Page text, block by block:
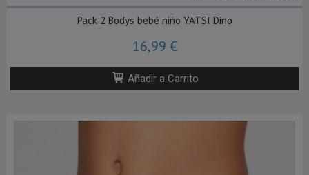
Pack 2 Bodys bebé niño YATSI Dino
16,99 €
Añadir a Carrito